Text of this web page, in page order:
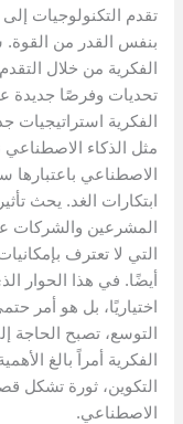
تقدم التكنولوجيات
بنفس القدر من القوة.
الفكرية من خلال
تحديات وفرصًا جديدة
الفكرية استراتيجيات
مثل الذكاء الاصطناعي
الاصطناعي باعتبارها
ابتكارات الغد. يحث
المشرعين والشركات
التي لا تعترف
أيضًا. في هذا الحوار
اختياريًا، بل هو أمر
التوسع، تصبح الحاجة
الفكرية أمراً بالغ
التكوين، ثورة تشكل
الاصطناعي.